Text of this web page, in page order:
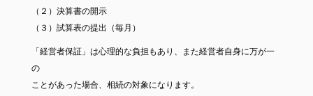
（２）決算書の開示
（３）試算表の提出（毎月）
「経営者保証」は心理的な負担もあり、また経営者自身に万が一
の
ことがあった場合、相続の対象になります。